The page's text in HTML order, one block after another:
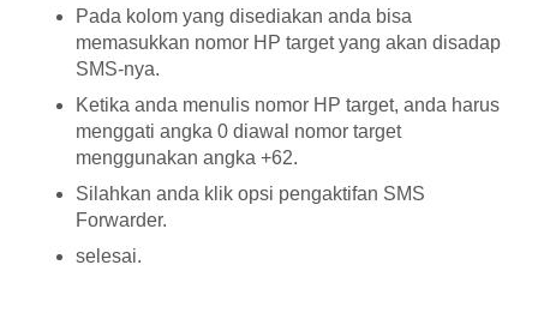
Pada kolom yang disediakan anda bisa
memasukkan nomor HP target yang akan disadap
SMS-nya.
Ketika anda menulis nomor HP target, anda harus
menggati angka 0 diawal nomor target
menggunakan angka +62.
Silahkan anda klik opsi pengaktifan SMS
Forwarder.
selesai.